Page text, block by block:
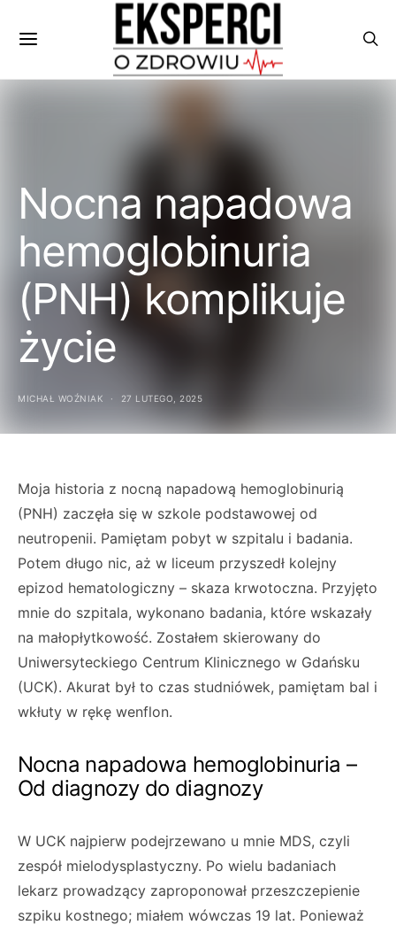
Nocna napadowa
hemoglobinuria
(PNH) komplikuje
życie
MICHAŁ WOŹNIAK 27 LUTEGO, 2025
Moja historia z nocną napadową hemoglobinurią
(PNH) zaczęła się w szkole podstawowej od
neutropenii. Pamiętam pobyt w szpitalu i badania.
Potem długo nic, aż w liceum przyszedł kolejny
epizod hematologiczny – skaza krwotoczna. Przyjęto
mnie do szpitala, wykonano badania, które wskazały
na małopłytkowość. Zostałem skierowany do
Uniwersyteckiego Centrum Klinicznego w Gdańsku
(UCK). Akurat był to czas studniówek, pamiętam bal i
wkłuty w rękę wenflon.
Nocna napadowa hemoglobinuria –
Od diagnozy do diagnozy
W UCK najpierw podejrzewano u mnie MDS, czyli
zespół mielodysplastyczny. Po wielu badaniach
lekarz prowadzący zaproponował przeszczepienie
szpiku kostnego; miałem wówczas 19 lat. Ponieważ